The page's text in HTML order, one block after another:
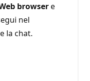
browsere
nel
la chat.